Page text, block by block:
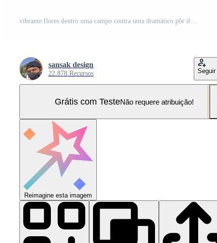
vibrante flores dentro uma campo contra uma dramático pôr do sol céu com temperamental nuvens criando a encantador atmosfera do natureza Foto Pro
sansak design
22.878 Recursos Seguir
Grátis com TesteNão requere atribuição!
Reimagine esta imagem